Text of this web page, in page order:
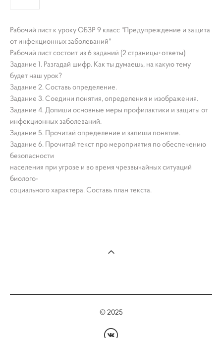
Рабочий лист к уроку ОБЗР 9 класс "Предупреждение и защита
от инфекционных заболеваний"
Рабочий лист состоит из 6 заданий (2 страницы+ответы)
Задание 1. Разгадай шифр. Как ты думаешь, на какую тему
будет наш урок?
Задание 2. Составь определение.
Задание 3. Соедини понятия, определения и изображения.
Задание 4. Допиши основные меры профилактики и защиты от
инфекционных заболеваний.
Задание 5. Прочитай определение и запиши понятие.
Задание 6. Прочитай текст про мероприятия по обеспечению
безопасности
населения при угрозе и во время чрезвычайных ситуаций
биолого-
социального характера. Составь план текста.
© 2025